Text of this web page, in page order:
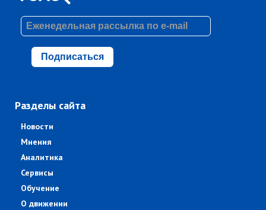
Подписаться
Разделы сайта
Новости
Мнения
Аналитика
Сервисы
Обучение
О движении